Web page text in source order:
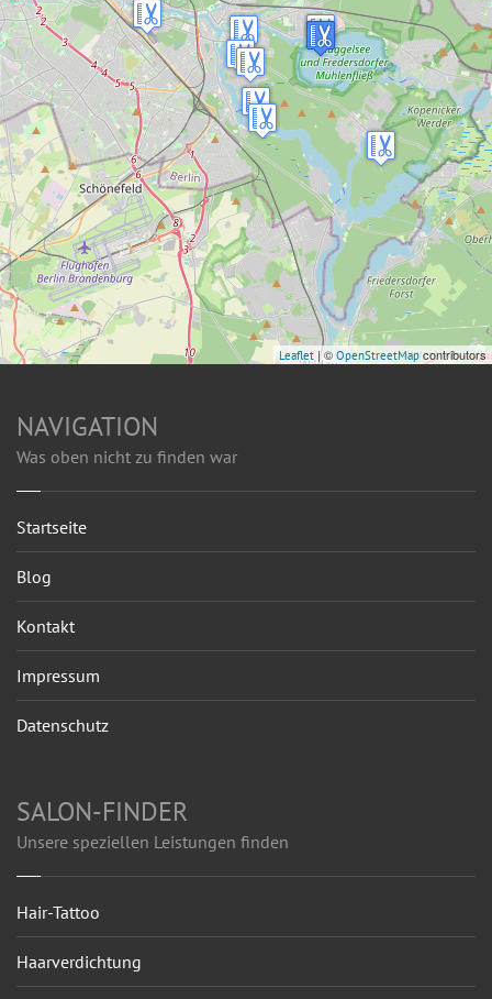
Leaflet | © OpenStreetMapcontributors
NAVIGATION
Was oben nicht zu finden war
Startseite
Blog
Kontakt
Impressum
Datenschutz
SALON-FINDER
Unsere speziellen Leistungen finden
Hair-Tattoo
Haarverdichtung